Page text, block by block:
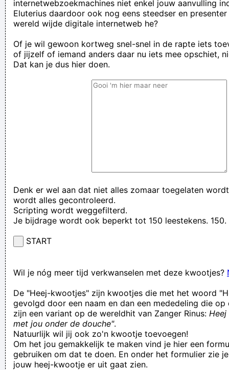
internetwebzoekmachines niet enkel jouw aanvulling
Eluterius daardoor ook nog eens steedser en
wereld wijde digitale internetweb he?
Of je wil gewoon kortweg snel-snel in de rapte iets
of jijzelf of iemand anders daar nu iets mee opschiet,
Dat kan je dus hier doen.
Denk er wel aan dat niet alles zomaar toegelaten
wordt alles gecontroleerd.
Scripting wordt weggefilterd.
Je bijdrage wordt ook beperkt tot 150 leestekens. 150.
START
Wil je nóg meer tijd verkwanselen met deze kwootjes?
De "Heej-kwootjes" zijn kwootjes die met het woord
gevolgd door een naam en dan een mededeling die op
zijn een variant op de wereldhit van Zanger Rinus:
met jou onder de douche".
Natuurlijk wil jij ook zo'n kwootje toevoegen!
Om het jou gemakkelijk te maken vind je hier een
gebruiken om dat te doen. En onder het formulier zie
jouw heej-kwootje er uit gaat zien.